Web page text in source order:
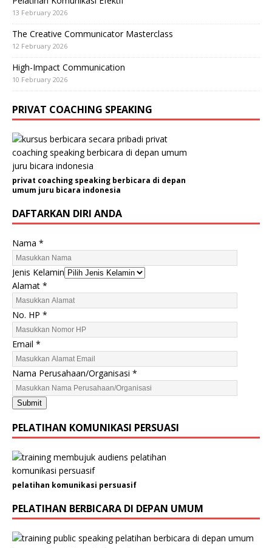
13 February 2026
The Creative Communicator Masterclass
12 February 2026
High-Impact Communication
10 February 2026
PRIVAT COACHING SPEAKING
privat coaching speaking berbicara di depan
umum juru bicara indonesia
DAFTARKAN DIRI ANDA
Nama *
Jenis Kelamin
H
P
N
a
m
a
P
e
r
u
a
a
a
n
O
g
Alamat *
No. HP *
Email *
Nama Perusahaan/Organisasi *
Submit
PELATIHAN KOMUNIKASI PERSUASI
pelatihan komunikasi persuasif
PELATIHAN BERBICARA DI DEPAN UMUM